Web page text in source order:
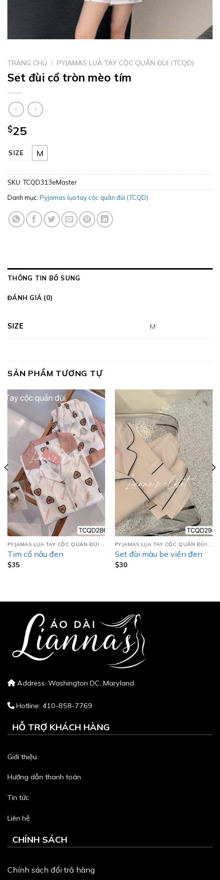
TRANG CHỦ / PYJAMAS LỤA TAY CỘC QUẦN ĐÙI (TCQD)
Set đùi cổ tròn mèo tím
$25
SIZE M
SKU:TCQD313eMaster
Danh mục: Pyjamas lụa tay cộc quần đùi (TCQD)
THÔNG TIN BỔ SUNG
ĐÁNH GIÁ (0)
SIZE M
SẢN PHẨM TƯƠNG TỰ
PYJAMAS LỤA TAY CỘC QUẦN ĐÙI (TCQD)
Tim cổ nâu đen
$35
PYJAMAS LỤA TAY CỘC QUẦN ĐÙI (TCQD)
Set đùi màu be viền đen
$30
Address: Washington DC, Maryland
Hotline: 410-858-7769
HỖ TRỢ KHÁCH HÀNG
Giới thiệu
Hướng dẫn thanh toán
Tin tức
Liên hệ
CHÍNH SÁCH
Chính sách đổi trả hàng